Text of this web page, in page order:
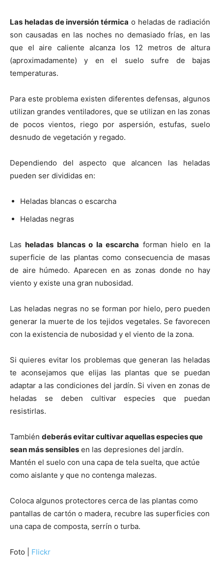
Las heladas de inversión térmica o heladas de radiación
son causadas en las noches no demasiado frías, en las
que el aire caliente alcanza los 12 metros de altura
(aproximadamente) y en el suelo sufre de bajas
temperaturas.
Para este problema existen diferentes defensas, algunos
utilizan grandes ventiladores, que se utilizan en las zonas
de pocos vientos, riego por aspersión, estufas, suelo
desnudo de vegetación y regado.
Dependiendo del aspecto que alcancen las heladas
pueden ser divididas en:
Heladas blancas o escarcha
Heladas negras
Lasheladas blancas o la escarcha forman hielo en la
superficie de las plantas como consecuencia de masas
de aire húmedo. Aparecen en as zonas donde no hay
viento y existe una gran nubosidad.
Las heladas negras no se forman por hielo, pero pueden
generar la muerte de los tejidos vegetales. Se favorecen
con la existencia de nubosidad y el viento de la zona.
Si quieres evitar los problemas que generan las heladas
te aconsejamos que elijas las plantas que se puedan
adaptar a las condiciones del jardín. Si viven en zonas de
heladas se deben cultivar especies que puedan
resistirlas.
También deberás evitar cultivar aquellas especies que
sean más sensibles en las depresiones del jardín.
Mantén el suelo con una capa de tela suelta, que actúe
como aislante y que no contenga malezas.
Coloca algunos protectores cerca de las plantas como
pantallas de cartón o madera, recubre las superficies con
una capa de composta, serrín o turba.
Foto | Flickr